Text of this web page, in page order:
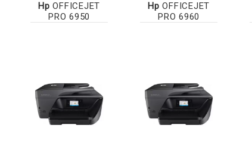
Hp OFFICEJET
PRO 6950
Hp OFFICEJET
PRO 6960